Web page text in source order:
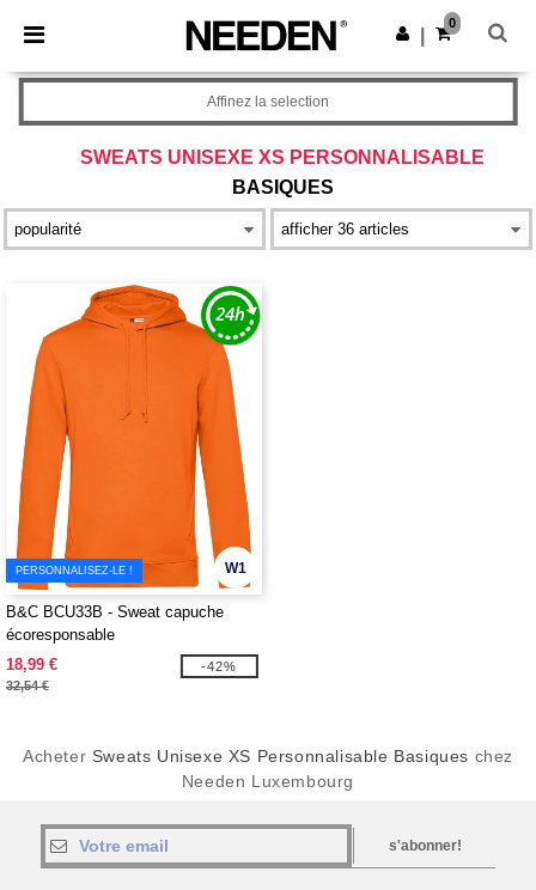
× Appli Needen
Meilleurs prix sur l’app !
Obtenir l'appli
0
SWEATS UNISEXE XS PERSONNALISABLE
BASIQUES
Affinez la selection
W1
PERSONNALISEZ-LE !
B&C BCU33B - Sweat capuche
écoresponsable
18,99 €
32,54 €
-42%
Acheter Sweats Unisexe XS Personnalisable Basiques chez
Needen Luxembourg
s'abonner!